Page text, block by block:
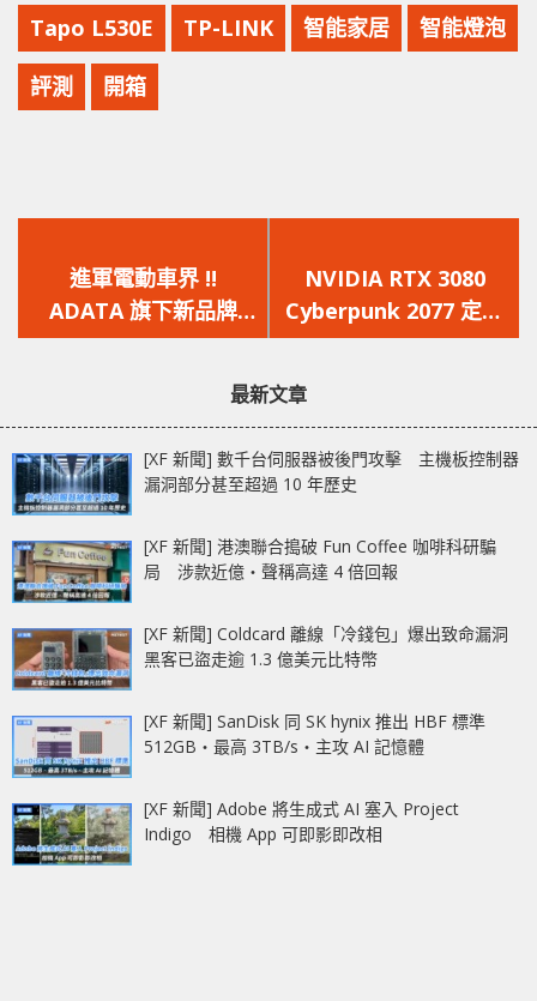
Tapo L530E TP-LINK 智能家居 智能燈泡
評測 開箱
一
篇
文
進軍電動車界 !!
ADATA 旗下新品牌
「威速登」推出首款商
一
篇
文
NVIDIA RTX 3080
Cyberpunk 2077 定製
版現身 !!
最新文章
[XF 新聞] 數千台伺服器被後門攻擊 主機板控制器
漏洞部分甚至超過 10 年歷史
[XF 新聞] 港澳聯合搗破 Fun Coffee 咖啡科研騙
局 涉款近億‧聲稱高達 4 倍回報
[XF 新聞] Coldcard 離線「冷錢包」爆出致命漏洞
黑客已盜走逾 1.3 億美元比特幣
[XF 新聞] SanDisk 同 SK hynix 推出 HBF 標準
512GB‧最高 3TB/s‧主攻 AI 記憶體
[XF 新聞] Adobe 將生成式 AI 塞入 Project
Indigo 相機 App 可即影即改相